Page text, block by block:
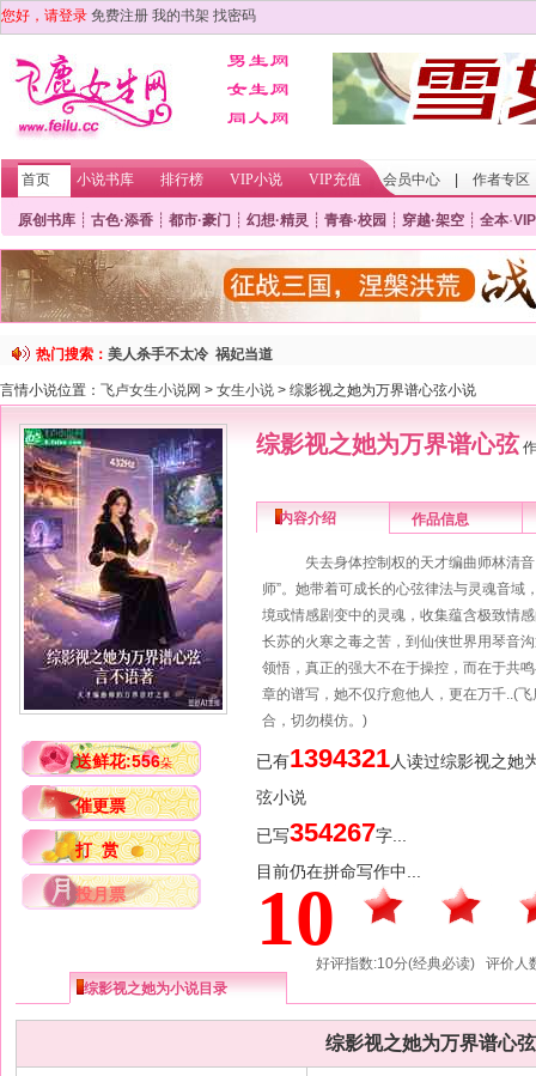
您好，请登录 免费注册 我的书架 找密码
首页 小说书库 排行榜 VIP小说 VIP充值 会员中心 作者专区
原创书库 ┊ 古色·添香 ┊ 都市·豪门 ┊ 幻想·精灵 ┊ 青春·校园 ┊ 穿越·架空 ┊ 全本·VIP
热门搜索： 美人杀手不太冷 祸妃当道
言情小说位置： 飞卢女生小说网 > 女生小说 > 综影视之她为万界谱心弦小说
送鲜花:556朵
催更票
打 赏
投月票
综影视之她为万界谱心弦
内容介绍 作品信息
失去身体控制权的天才编曲师林清音
师”。她带着可成长的心弦律法与灵魂音
境或情感剧变中的灵魂，收集蕴含极致
长苏的火寒之毒之苦，到仙侠世界用琴音
领悟，真正的强大不在于操控，而在于
章的谱写，她不仅疗愈他人，更在万千..(
合，切勿模仿。)
已有1394321人读过综影视之她
弦小说
已写354267字...
目前仍在拼命写作中...
10
好评指数:10分(经典必读) 评价人
综影视之她为小说目录
综影视之她为万界谱心